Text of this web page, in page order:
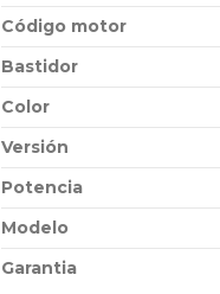
Código motor
Bastidor
Color
Versión
Potencia
Modelo
Garantia